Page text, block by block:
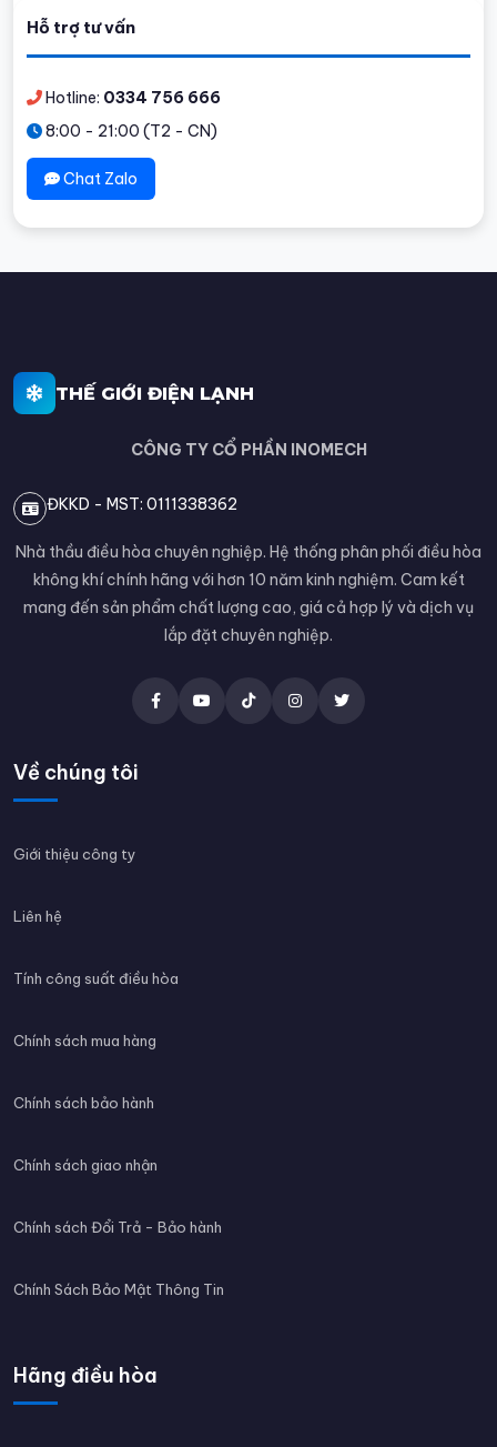
Hỗ trợ tư vấn
Hotline: 0334 756 666
8:00 - 21:00 (T2 - CN)
Chat Zalo
THẾ GIỚI ĐIỆN LẠNH
CÔNG TY CỔ PHẦN INOMECH
ĐKKD - MST: 0111338362
Nhà thầu điều hòa chuyên nghiệp. Hệ thống phân phối điều hòa
không khí chính hãng với hơn 10 năm kinh nghiệm. Cam kết
mang đến sản phẩm chất lượng cao, giá cả hợp lý và dịch vụ
lắp đặt chuyên nghiệp.
Về chúng tôi
Giới thiệu công ty
Liên hệ
Tính công suất điều hòa
Chính sách mua hàng
Chính sách bảo hành
Chính sách giao nhận
Chính sách Đổi Trả - Bảo hành
Chính Sách Bảo Mật Thông Tin
Hãng điều hòa